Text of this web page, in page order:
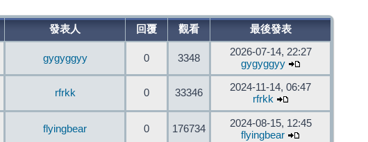
發表人 回覆 觀看 最後發表
gygyggyy 0 3348
2026-07-14, 22:27
gygyggyy
rfrkk 0 33346
2024-11-14, 06:47
rfrkk
flyingbear 0 176734
2024-08-15, 12:45
flyingbear